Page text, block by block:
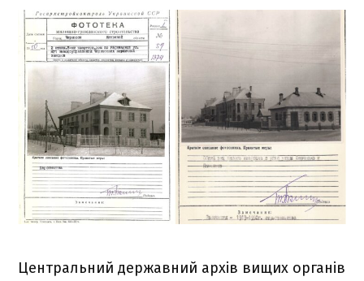
Центральний державний архів вищих органів